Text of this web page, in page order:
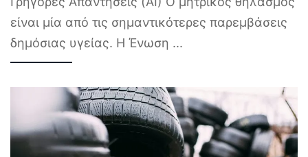
είναι μία από τις σημαντικότερες παρεμβάσεις
δημόσιας υγείας. Η Ένωση ...